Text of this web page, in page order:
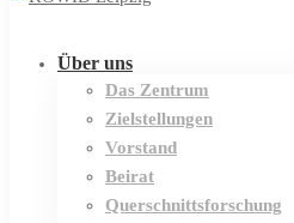
Über uns
Das Zentrum
Zielstellungen
Vorstand
Beirat
Querschnittsforschung